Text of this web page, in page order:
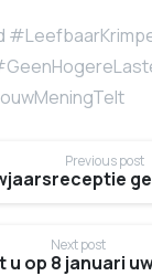
Previous post
Next post